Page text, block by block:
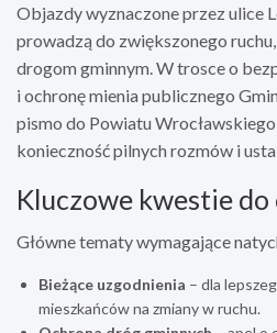
Objazdy wyznaczone przez ulice
prowadzą do zwiększonego
drogom gminnym. W trosce o
i ochronę mienia publicznego
pismo do Powiatu
konieczność pilnych rozmów i
Kluczowe kwestie
Główne tematy wymagające
Bieżące uzgodnienia – dla
mieszkańców na zmiany w ruchu.